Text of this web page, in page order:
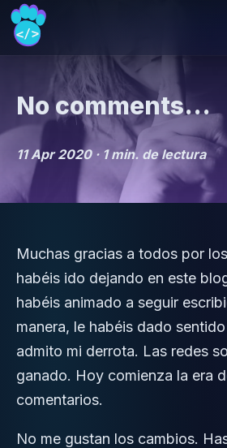
No comments...
11 Apr 2020 · 1 min. de lectura
Muchas gracias a todos por
habéis ido dejando en este
habéis animado a seguir
manera, le habéis dado
admito mi derrota. Las redes
ganado. Hoy comienza la era
comentarios.
No me gustan los cambios.